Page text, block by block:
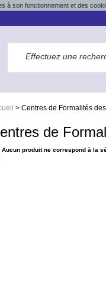
à son fonctionnement et des
> Centres de Formalités
de
Aucun produit ne correspond à la